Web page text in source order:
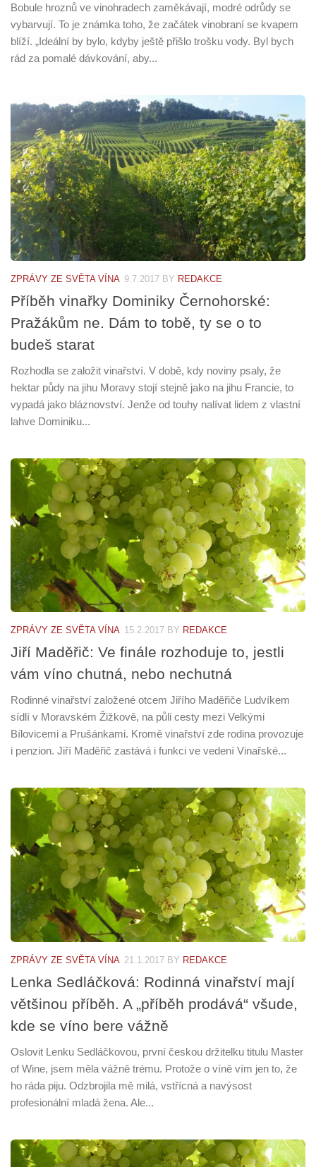
Bobule hroznů ve vinohradech zaměkávají, modré odrůdy se
vybarvují. To je známka toho, že začátek vinobraní se kvapem
blíží. „Ideální by bylo, kdyby ještě přišlo trošku vody. Byl bych
rád za pomalé dávkování, aby...
ZPRÁVY ZE SVĚTA VÍNA 9.7.2017 BY REDAKCE
Příběh vinařky Dominiky Černohorské:
Pražákům ne. Dám to tobě, ty se o to
budeš starat
Rozhodla se založit vinařství. V době, kdy noviny psaly, že
hektar půdy na jihu Moravy stojí stejně jako na jihu Francie, to
vypadá jako bláznovství. Jenže od touhy nalívat lidem z vlastní
lahve Dominiku...
ZPRÁVY ZE SVĚTA VÍNA 15.2.2017 BY REDAKCE
Jiří Maděřič: Ve finále rozhoduje to, jestli
vám víno chutná, nebo nechutná
Rodinné vinařství založené otcem Jiřího Maděřiče Ludvíkem
sídlí v Moravském Žižkově, na půli cesty mezi Velkými
Bílovicemi a Prušánkami. Kromě vinařství zde rodina provozuje
i penzion. Jiří Maděřič zastává i funkci ve vedení Vinařské...
ZPRÁVY ZE SVĚTA VÍNA 21.1.2017 BY REDAKCE
Lenka Sedláčková: Rodinná vinařství mají
většinou příběh. A „příběh prodává“ všude,
kde se víno bere vážně
Oslovit Lenku Sedláčkovou, první českou držitelku titulu Master
of Wine, jsem měla vážně trému. Protože o víně vím jen to, že
ho ráda piju. Odzbrojila mě milá, vstřícná a navýsost
profesionální mladá žena. Ale...